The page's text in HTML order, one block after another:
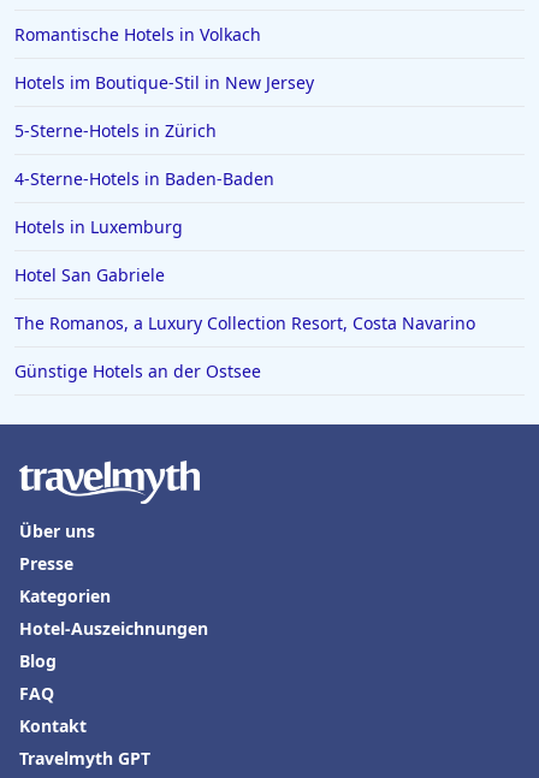
Romantische Hotels in Volkach
Hotels im Boutique-Stil in New Jersey
5-Sterne-Hotels in Zürich
4-Sterne-Hotels in Baden-Baden
Hotels in Luxemburg
Hotel San Gabriele
The Romanos, a Luxury Collection Resort, Costa Navarino
Günstige Hotels an der Ostsee
Über uns
Presse
Kategorien
Hotel-Auszeichnungen
Blog
FAQ
Kontakt
Travelmyth GPT